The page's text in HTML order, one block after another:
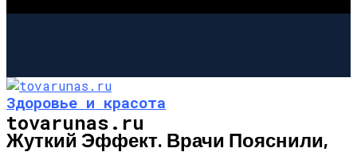
tovarunas.ru
Здоровье и красота
Жуткий Эффект. Врачи Пояснили,